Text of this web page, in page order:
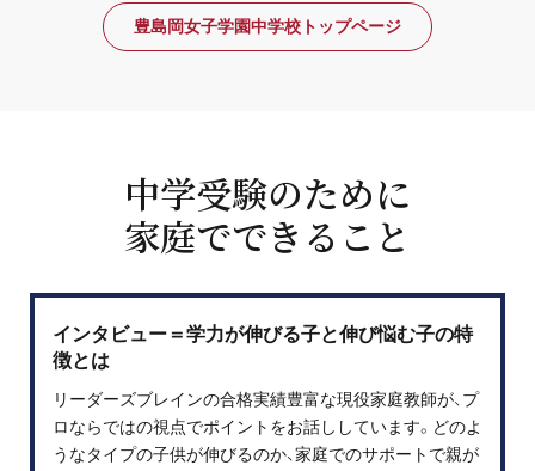
豊島岡女子学園中学校トップページ
中学受験のために
家庭でできること
インタビュー＝学力が伸びる子と伸び悩む子の特
徴とは
リーダーズブレインの合格実績豊富な現役家庭教師が、プ
ロならではの視点でポイントをお話ししています。どのよ
うなタイプの子供が伸びるのか、家庭でのサポートで親が